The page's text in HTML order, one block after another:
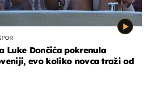
Luke Dončića pokrenula
evo koliko novca traži od